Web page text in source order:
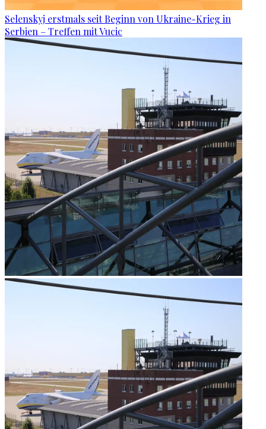
Selenskyj erstmals seit Beginn von Ukraine-Krieg in
Serbien – Treffen mit Vucic